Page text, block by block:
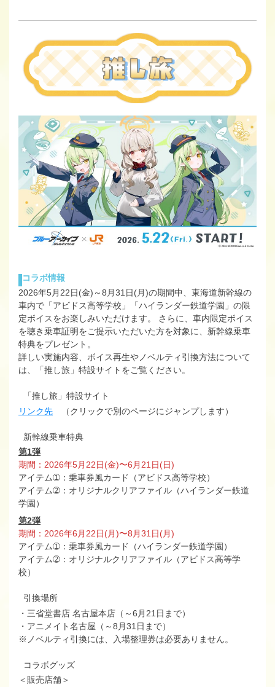
コラボ情報
2026年5月22日(金)～8月31日(月)の期間中、東海道新幹線の
車内で「アビドス高等学校」「ハイランダー鉄道学園」の限
定ボイスをお楽しみいただけます。 さらに、車内限定ボイス
を聴き乗車証明をご提示いただいた方を対象に、新幹線乗車
特典をプレゼント。
詳しい実施内容、ボイス再生やノベルティ引換方法について
は、「推し旅」特設サイトをご覧ください。
「推し旅」特設サイト
リンク先 （クリックで別のページにジャンプします）
新幹線乗車特典
第1弾
期間 ： 2026年5月22日(金)〜6月21日(日)
アイテム➀：乗車券風カード（アビドス高等学校）
アイテム➁：オリジナルクリアファイル（ハイランダー鉄道
学園）
第2弾
期間：2026年6月22日(月)〜8月31日(月)
アイテム➀：乗車券風カード（ハイランダー鉄道学園）
アイテム➁：オリジナルクリアファイル（アビドス高等学
校）
引換場所
・三省堂書店 名古屋本店（～6月21日まで）
・アニメイト名古屋（～8月31日まで）
※ノベルティ引換には、入場整理券は必要ありません。
コラボグッズ
＜販売店舗＞